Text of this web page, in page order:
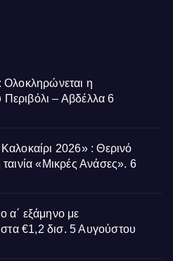
Ολοκληρώνεται η
– Αβδέλλα 6
2026» : Θερινό
«Μικρές Ανάσες». 6
α΄ εξάμηνο με
€1,2 δισ. 5 Αυγούστου